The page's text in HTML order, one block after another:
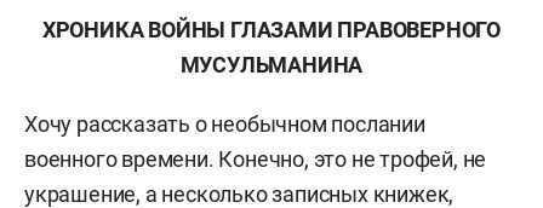
ХРОНИКА ВОЙНЫ ГЛАЗАМИ ПРАВОВЕРНОГО
МУСУЛЬМАНИНА
Хочу рассказать о необычном послании
военного времени. Конечно, это не трофей, не
украшение, а несколько записных книжек,